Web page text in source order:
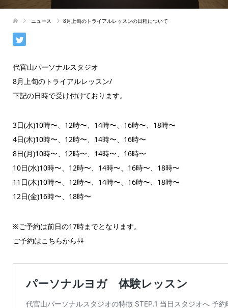
ニュース 8月上旬のトライアルレッスンの日程について
代官山パーソナルスタジオ
8月上旬のトライアルレッスン/
下記の日時で受け付けております。
3日(水)10時〜、12時〜、14時〜、16時〜、18時〜
4日(木)10時〜、12時〜、14時〜、16時〜
8日(月)10時〜、12時〜、14時〜、16時〜
10日(水)10時〜、12時〜、14時〜、16時〜、18時〜
11日(木)10時〜、12時〜、14時〜、16時〜、18時〜
12日(金)16時〜、18時〜
※ご予約は前日の17時までとなります。
ご予約はこちらから⇩⇩